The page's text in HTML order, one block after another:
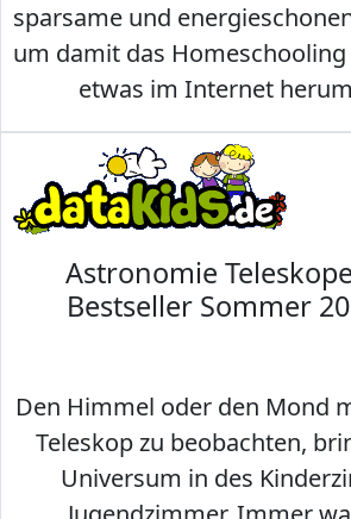
sparsame und
um damit das
etwas im Internet
Astronomie
Bestseller Sommer
Den Himmel oder den Mond
Teleskop zu beobachten,
Universum in des